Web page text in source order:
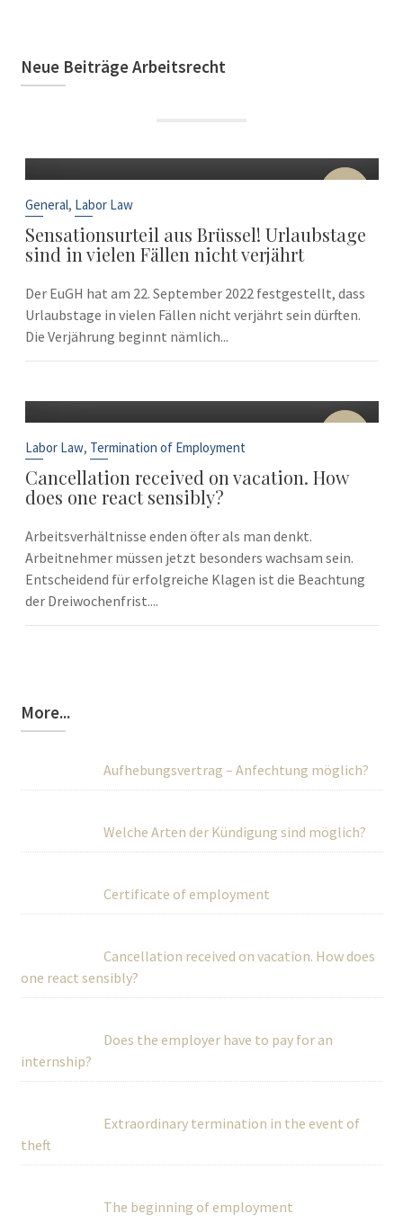
Neue Beiträge Arbeitsrecht
22
General, Labor Law
Sensationsurteil aus Brüssel! Urlaubstage
sind in vielen Fällen nicht verjährt
Der EuGH hat am 22. September 2022 festgestellt, dass
Urlaubstage in vielen Fällen nicht verjährt sein dürften.
Die Verjährung beginnt nämlich...
10
Labor Law, Termination of Employment
Cancellation received on vacation. How
does one react sensibly?
Arbeitsverhältnisse enden öfter als man denkt.
Arbeitnehmer müssen jetzt besonders wachsam sein.
Entscheidend für erfolgreiche Klagen ist die Beachtung
der Dreiwochenfrist....
More...
Aufhebungsvertrag – Anfechtung möglich?
Welche Arten der Kündigung sind möglich?
Certificate of employment
Cancellation received on vacation. How does
one react sensibly?
Does the employer have to pay for an
internship?
Extraordinary termination in the event of
theft
The beginning of employment